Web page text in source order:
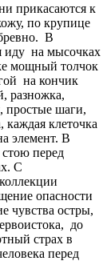
прикасаются к
по крупице
В
иду на мысочках
мощный толчок
на кончик
разножка,
простые шаги,
каждая клеточка
элемент. В
стою перед
С
опасности
чувства остры,
до
страх в
перед